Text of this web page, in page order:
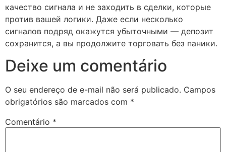
качество сигнала и не заходить в сделки, которые
против вашей логики. Даже если несколько
сигналов подряд окажутся убыточными — депозит
сохранится, а вы продолжите торговать без паники.
Deixe um comentário
O seu endereço de e-mail não será publicado. Campos
obrigatórios são marcados com *
Comentário *